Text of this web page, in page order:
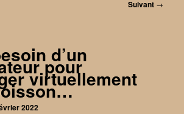
Suivant →
d’un
pour
virtuellement
2022